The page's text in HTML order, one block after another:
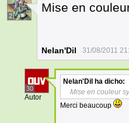
2
Mise en
Nelan'Dil 31/08/2011
30
Autor
Nelan'Dil ha dicho:
Mise en couleur
Merci beaucoup